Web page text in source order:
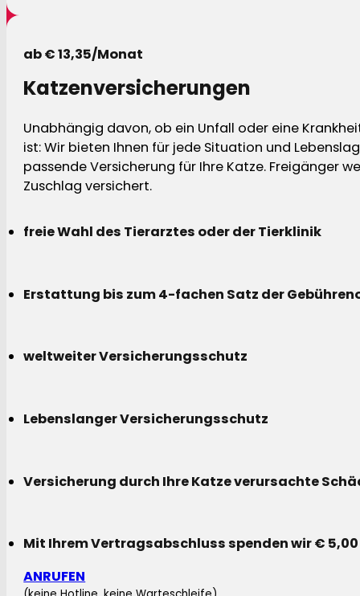
ab € 13,35/Monat
Katzenversicherungen
Unabhängig davon, ob ein Unfall oder eine
ist: Wir bieten Ihnen für jede Situation und
passende Versicherung für Ihre Katze. Freigänger
Zuschlag versichert.
freie Wahl des Tierarztes oder der Tierklinik
Erstattung bis zum 4-fachen Satz der
weltweiter Versicherungsschutz
Lebenslanger Versicherungsschutz
Versicherung durch Ihre Katze verursachte
Mit Ihrem Vertragsabschluss spenden wir €
ANRUFEN